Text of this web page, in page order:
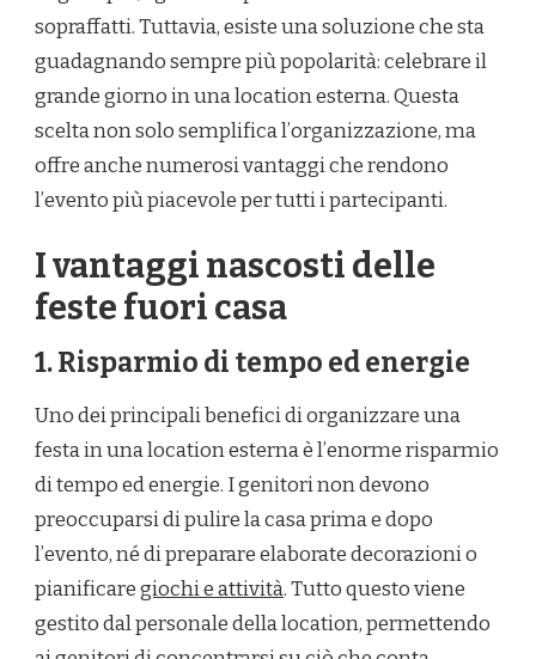
sopraffatti. Tuttavia, esiste una soluzione che sta
guadagnando sempre più popolarità: celebrare il
grande giorno in una location esterna. Questa
scelta non solo semplifica l’organizzazione, ma
offre anche numerosi vantaggi che rendono
l’evento più piacevole per tutti i partecipanti.
I vantaggi nascosti delle
feste fuori casa
1. Risparmio di tempo ed energie
Uno dei principali benefici di organizzare una
festa in una location esterna è l’enorme risparmio
di tempo ed energie. I genitori non devono
preoccuparsi di pulire la casa prima e dopo
l’evento, né di preparare elaborate decorazioni o
pianificaregiochi e attività. Tutto questo viene
gestito dal personale della location, permettendo